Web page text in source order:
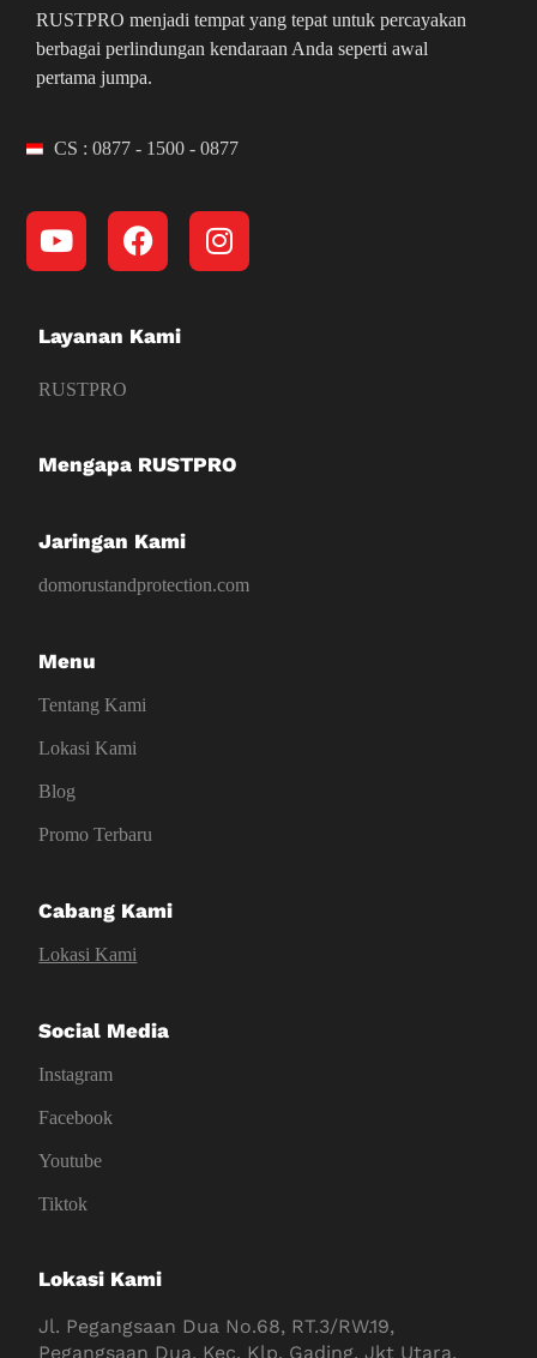
RUSTPRO menjadi tempat yang tepat untuk percayakan
berbagai perlindungan kendaraan Anda seperti awal
pertama jumpa.
CS : 0877 - 1500 - 0877
Layanan Kami
RUSTPRO
Mengapa RUSTPRO
Jaringan Kami
domorustandprotection.com
Menu
Tentang Kami
Lokasi Kami
Blog
Promo Terbaru
Cabang Kami
Lokasi Kami
Social Media
Instagram
Facebook
Youtube
Tiktok
Lokasi Kami
Jl. Pegangsaan Dua No.68, RT.3/RW.19,
Pegangsaan Dua, Kec. Klp. Gading, Jkt Utara,